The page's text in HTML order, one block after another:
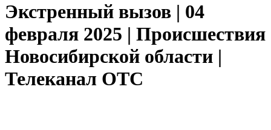
Экстренный вызов | 04
февраля 2025 | Происшествия
Новосибирской области |
Телеканал ОТС